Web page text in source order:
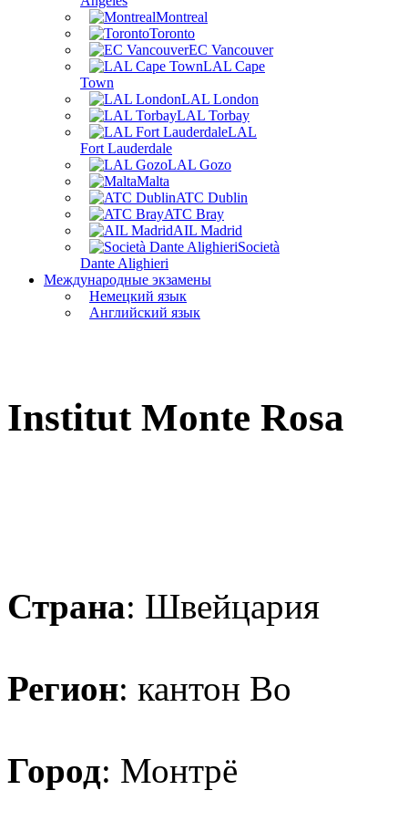
Montreal
Toronto
EC Vancouver
LAL Cape
Town
LAL London
LAL Torbay
LAL
Fort Lauderdale
LAL Gozo
Malta
ATC Dublin
ATC Bray
AIL Madrid
Società
Dante Alighieri
Международные экзамены
Немецкий язык
Английский язык
Institut Monte Rosa
Страна: Швейцария
Регион: кантон Во
Город: Монтрё